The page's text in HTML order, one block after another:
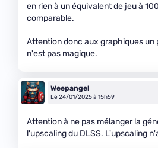
en rien à un équivalent de jeu à
comparable.
Attention donc aux graphiques un
n'est pas magique.
Weepangel
Le 24/01/2025 à 15h59
Attention à ne pas mélanger la
l'upscaling du DLSS. L'upscaling